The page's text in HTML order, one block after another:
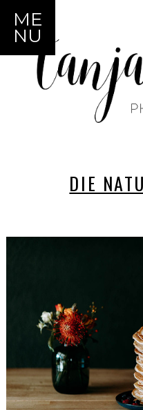
ME
NU
DIE